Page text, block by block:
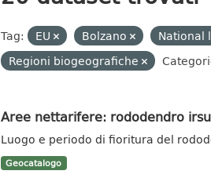
Tag: EU Bolzano
National
Regioni biogeografiche
Aree nettarifere: rododendro
Luogo e periodo di fioritura del
Geocatalogo